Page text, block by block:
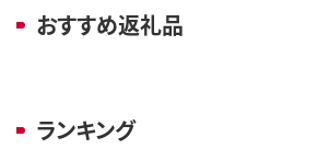
おすすめ返礼品
ランキング